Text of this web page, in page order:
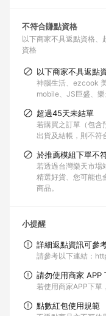
不符合賺點資格
以下商家不具返點資格
資格
以下商家不具返點
神腦生活、ezcook
mobile、JS巨盛、
超過45天未結單
若購買之訂單（包含
出貨及結帳，則不符
於推薦模組下單不
若透過台灣樂天市場
精選好貨、您可能也
商品。
小提醒
詳細返點資訊可參
請參考以下連結：
請勿使用商家 APP
若使用商家APP下單
點數紅包使用規範